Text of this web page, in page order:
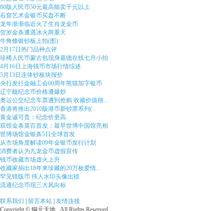
80版人民币50元最高能卖千元以上
石窟艺术金银币买盘不断
龙年渐渐临近火了生肖龙金币
贺岁金条遭遇冰火两重天
牛角條银钞板上拍(图)
2月17日热门品种点评
珍稀人民币蒙古包现身嘉德在线七月小拍
4月16日上海钱币市场行情综述
5月13日连体钞板块报价
央行发行金融工会60周年熊猫加字银币
辽宁舰纪念币价格遭爆炒
奥运公交纪念车票遭到抢购 收藏价值很...
香港将推出2010版港币新钞票系列(...
黄金诚可贵：纪念价更高
双馆金条菜百首发：最早世博中国馆亮相
世博场馆金银条5日全球首发
从市场角度解读09年金银币发行计划
消费者认为九龙金币虚假宣传
钱币收藏市场虚火上升
收藏家捐出18年来珍藏的20万枚爱情...
罕见错版币 伟人水印头像出错
流通纪念币现三大风向标
联系我们 留言本站 友情连接
Copyright © 铜元天地 . All Rights Reserved.